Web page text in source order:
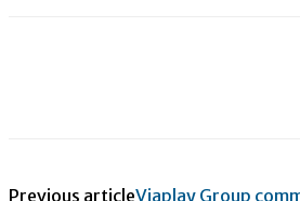
Previous articleViaplay Group